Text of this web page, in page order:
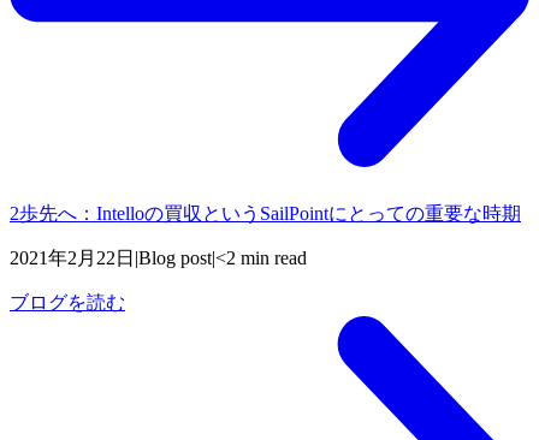
2歩先へ：Intelloの買収というSailPointにとっての重要な時期
2021年2月22日 |Blog post|<2 min read
ブログを読む